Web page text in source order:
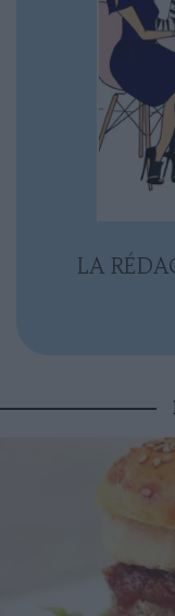
LA